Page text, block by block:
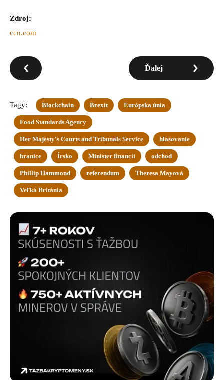
Zdroj:
ccn.com
Ďalej
Tagy: Blockchain Brexit Európska únia
Food Standards Agency
Her Majesty's Courts and Tribunals Service hlasovanie
hranice Írsko Minister financií odchod
Phillip Hammond referendum Theresa Mayová
Veľká Británia